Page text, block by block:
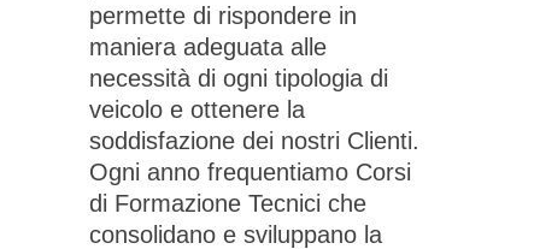
permette di rispondere in
maniera adeguata alle
necessità di ogni tipologia di
veicolo e ottenere la
soddisfazione dei nostri Clienti.
Ogni anno frequentiamo Corsi
di Formazione Tecnici che
consolidano e sviluppano la